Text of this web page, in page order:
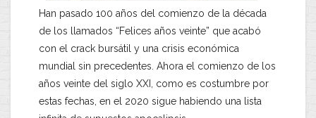
Han pasado 100 años del comienzo de la década
de los llamados “Felices años veinte” que acabó
con el crack bursátil y una crisis económica
mundial sin precedentes. Ahora el comienzo de los
años veinte del siglo XXI, como es costumbre por
estas fechas, en el 2020 sigue habiendo una lista